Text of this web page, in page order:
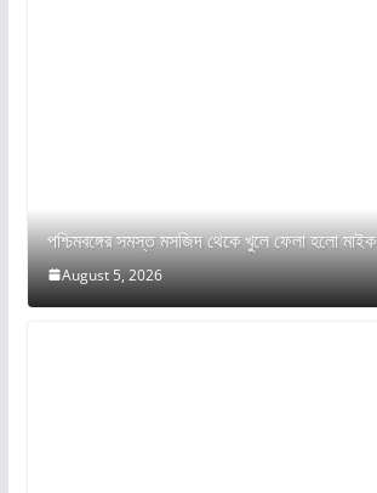
পশ্চিমবঙ্গের সমস্ত মসজিদ থেকে খুলে ফেলা হলো মাইক
August 5, 2026